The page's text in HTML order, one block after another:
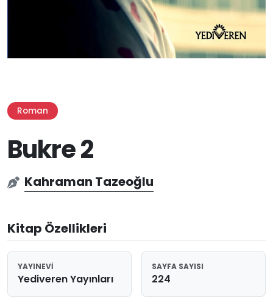
Roman
Bukre 2
Kahraman Tazeoğlu
Kitap Özellikleri
YAYINEVI
Yediveren Yayınları
SAYFA SAYISI
224